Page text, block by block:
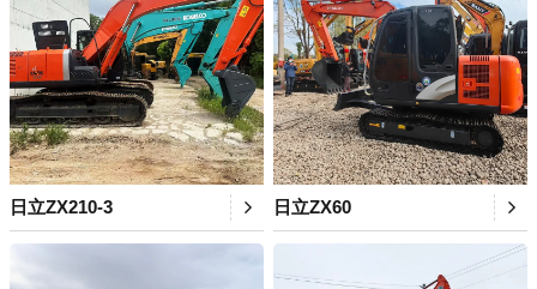
日立ZX210-3 日立ZX60